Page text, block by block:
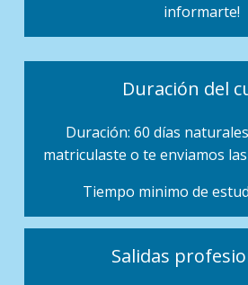
informarte!
Duración del
Duración: 60 días
matriculaste o te enviamos las
Tiempo minimo de
Salidas